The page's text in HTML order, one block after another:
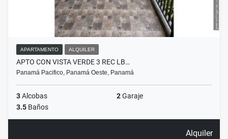
APARTAMENTO ALQUILER
APTO CON VISTA VERDE 3 REC LB…
Panamá Pacifico, Panamá Oeste, Panamá
3Alcobas 2Garaje
3.5 Baños
Alquiler